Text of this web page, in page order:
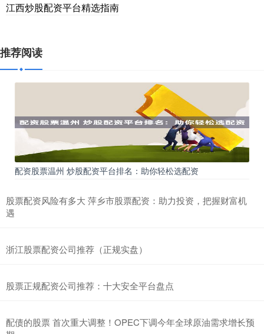
江西炒股配资平台精选指南
推荐阅读
配资股票温州 炒股配资平台排名：助你轻松选配资
股票配资风险有多大 萍乡市股票配资：助力投资，把握财富机
遇
浙江股票配资公司推荐（正规实盘）
股票正规配资公司推荐：十大安全平台盘点
配债的股票 首次重大调整！OPEC下调今年全球原油需求增长预